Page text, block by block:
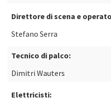
Direttore di scena e
Stefano Serra
Tecnico di palco:
Dimitri Wauters
Elettricisti: